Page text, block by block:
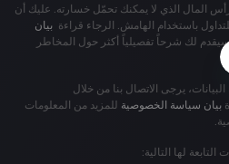
المال الذي لا يمكنك تحمّل خسارته. عليك أن
باستخدام الهامش. الرجاء قراءة بيان
لك شرحاً تفصيلياً أكثر حول المخاطر
يرجى الاتصال بنا من خلال
بيان سياسة الخصوصية للمزيد من المعلومات